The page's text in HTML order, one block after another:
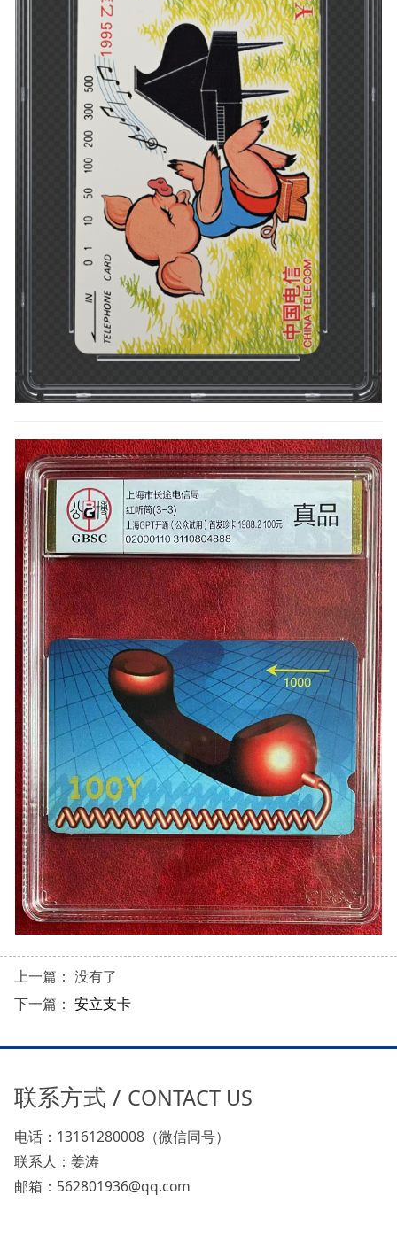
上一篇： 没有了
下一篇： 安立支卡
联系方式 / CONTACT US
电话：13161280008（微信同号）
联系人：姜涛
邮箱：562801936@qq.com